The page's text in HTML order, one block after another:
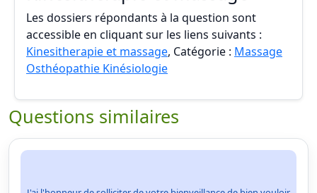
Les dossiers répondants à la question sont
accessible en cliquant sur les liens suivants :
Kinesitherapie et massage, Catégorie : Massage
Osthéopathie Kinésiologie
Questions similaires